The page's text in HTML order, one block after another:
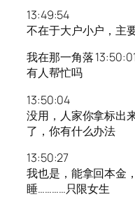
13:49:54
不在于大户小户，主
我在那一角落
有人帮忙吗
13:50:04
没用，人家你拿标出
了，你有什么办法
13:50:27
我也是，能拿回本金
睡…………只限女生